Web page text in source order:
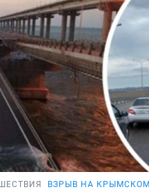
ВЗРЫВ НА